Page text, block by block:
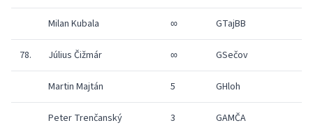
Milan Kubala ∞ GTajBB
78. Július Čižmár ∞ GSečov
Martin Majtán 5 GHloh
Peter Trenčanský 3 GAMČA